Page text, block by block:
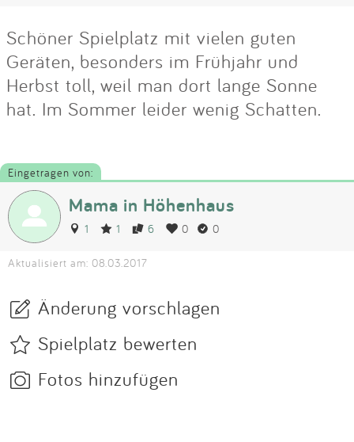
Schöner Spielplatz mit vielen guten
Geräten, besonders im Frühjahr und
Herbst toll, weil man dort lange Sonne
hat. Im Sommer leider wenig Schatten.
Eingetragen von:
Mama in Höhenhaus
1 1 6 0 0
Aktualisiert am: 08.03.2017
Änderung vorschlagen
Spielplatz bewerten
Fotos hinzufügen